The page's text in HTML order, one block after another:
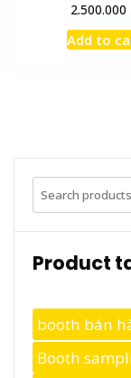
2.500.000
Add to
Search
for:
Product
booth bán
Booth